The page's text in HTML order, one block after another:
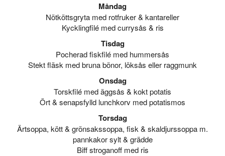
Måndag
Nötköttsgryta med rotfruker & kantareller
Kycklingfilé med currysås & ris
Tisdag
Pocherad fiskfilé med hummersås
Stekt fläsk med bruna bönor, löksås eller raggmunk
Onsdag
Torskfilé med äggsås & kokt potatis
Ört & senapsfylld lunchkorv med potatismos
Torsdag
Ärtsoppa, kött & grönsakssoppa, fisk & skaldjurssoppa m.
pannkakor sylt & grädde
Biff stroganoff med ris